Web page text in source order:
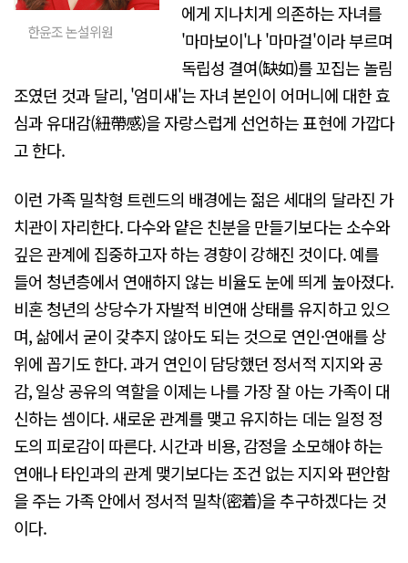
한윤조 논설위원
에게 지나치게 의존하는 자녀를
'마마보이'나 '마마걸'이라 부르며
독립성 결여(缺如)를 꼬집는 놀림
조였던 것과 달리, '엄미새'는 자녀 본인이 어머니에 대한 효
심과 유대감(紐帶感)을 자랑스럽게 선언하는 표현에 가깝다
고 한다.
이런 가족 밀착형 트렌드의 배경에는 젊은 세대의 달라진 가
치관이 자리한다. 다수와 얕은 친분을 만들기보다는 소수와
깊은 관계에 집중하고자 하는 경향이 강해진 것이다. 예를
들어 청년층에서 연애하지 않는 비율도 눈에 띄게 높아졌다.
비혼 청년의 상당수가 자발적 비연애 상태를 유지하고 있으
며, 삶에서 굳이 갖추지 않아도 되는 것으로 연인·연애를 상
위에 꼽기도 한다. 과거 연인이 담당했던 정서적 지지와 공
감, 일상 공유의 역할을 이제는 나를 가장 잘 아는 가족이 대
신하는 셈이다. 새로운 관계를 맺고 유지하는 데는 일정 정
도의 피로감이 따른다. 시간과 비용, 감정을 소모해야 하는
연애나 타인과의 관계 맺기보다는 조건 없는 지지와 편안함
을 주는 가족 안에서 정서적 밀착(密着)을 추구하겠다는 것
이다.